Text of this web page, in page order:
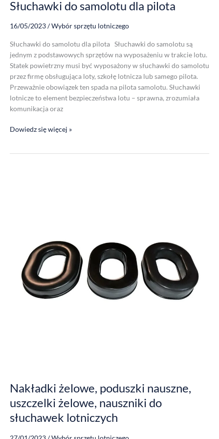
Słuchawki do samolotu dla pilota
16/05/2023/Wybór sprzętu lotniczego
Słuchawki do samolotu dla pilota Słuchawki do samolotu są
jednym z podstawowych sprzętów na wyposażeniu w trakcie lotu.
Statek powietrzny musi być wyposażony w słuchawki do samolotu
przez firmę obsługująca loty, szkołę lotnicza lub samego pilota.
Przeważnie obowiązek ten spada na pilota samolotu. Słuchawki
lotnicze to element bezpieczeństwa lotu – sprawna, zrozumiała
komunikacja oraz
Dowiedz się więcej »
Nakładki żelowe, poduszki nauszne,
uszczelki żelowe, nauszniki do
słuchawek lotniczych
słuchawek
lotniczych